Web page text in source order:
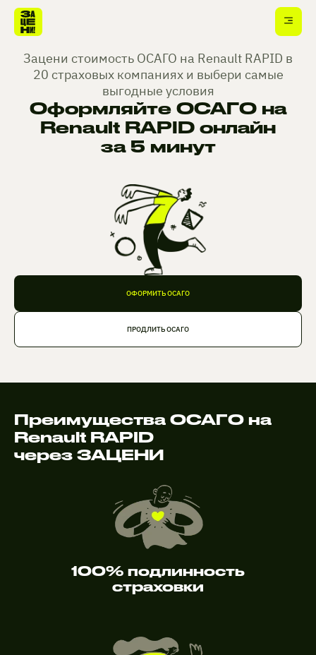
Зацени стоимость ОСАГО на Renault RAPID в
20 страховых компаниях и выбери самые
выгодные условия
Оформляйте ОСАГО на
Renault RAPID онлайн
за 5 минут
ОФОРМИТЬ ОСАГО
ПРОДЛИТЬ ОСАГО
Преимущества ОСАГО на
Renault RAPID
через ЗАЦЕНИ
100% подлинность
страховки